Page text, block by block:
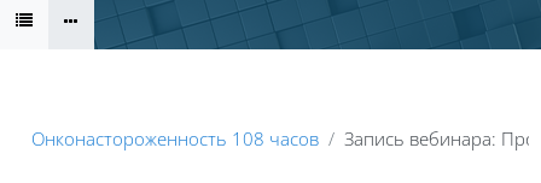
Онконастороженность 108 часов Запись вебинара: